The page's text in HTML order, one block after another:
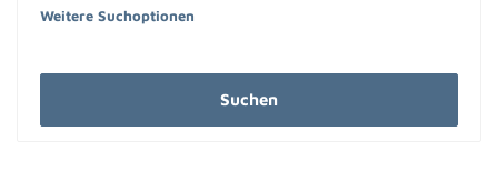
Weitere Suchoptionen
Suchen